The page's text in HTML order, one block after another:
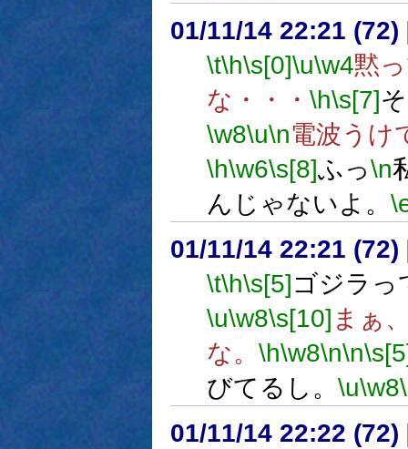
01/11/14 22:21 (72)
\t\h\s[0]\u\w4黙
な・・・ \h\s[7]
\w8\u\n電波うけ
\h\w6\s[8]ふっ\n
んじゃないよ。
01/11/14 22:21 (72)
\t\h\s[5]ゴジラっ
\u\w8\s[10] まぁ
な。 \h\w8\n\n
びてるし。 \u\w8
01/11/14 22:22 (72)